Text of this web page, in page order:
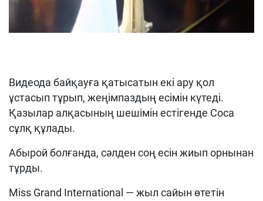
Видеода байқауға қатысатын екі ару қол
ұстасып тұрып, жеңімпаздың есімін күтеді.
Қазылар алқасының шешімін естігенде Соса
сұлқ құлады.
Абырой болғанда, сәлден соң есін жиып орнынан
тұрды.
Miss Grand International — жыл сайын өтетін